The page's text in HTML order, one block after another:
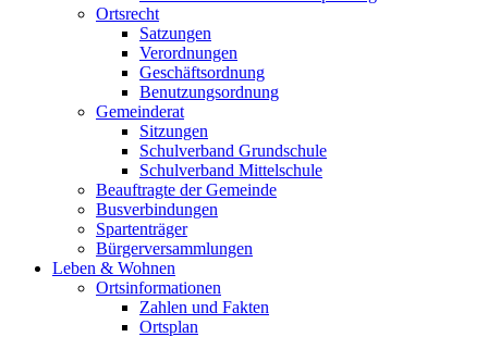
Ortsrecht
Satzungen
Verordnungen
Geschäftsordnung
Benutzungsordnung
Gemeinderat
Sitzungen
Schulverband Grundschule
Schulverband Mittelschule
Beauftragte der Gemeinde
Busverbindungen
Spartenträger
Bürgerversammlungen
Leben & Wohnen
Ortsinformationen
Zahlen und Fakten
Ortsplan